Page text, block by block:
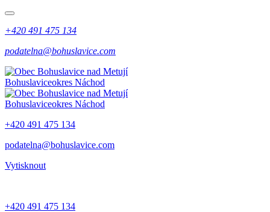
+420 491 475 134
podatelna@bohuslavice.com
Bohuslaviceokres Náchod
Bohuslaviceokres Náchod
+420 491 475 134
podatelna@bohuslavice.com
Vytisknout
+420 491 475 134